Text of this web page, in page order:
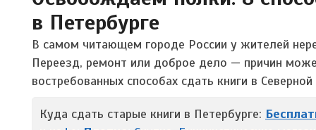
в Петербурге
В самом читающем городе России у жителей
Переезд, ремонт или доброе дело — причин
востребованных способах сдать книги в
Куда сдать старые книги в Петербурге: